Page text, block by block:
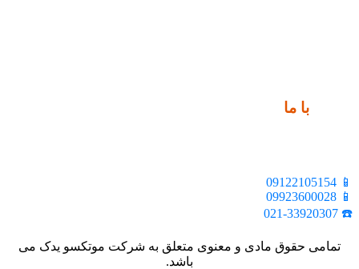
با ما
📱 09122105154
📱 09923600028
☎️ 021-33920307
تمامی حقوق مادی و معنوی متعلق به شرکت موتکسو یدک می
باشد.